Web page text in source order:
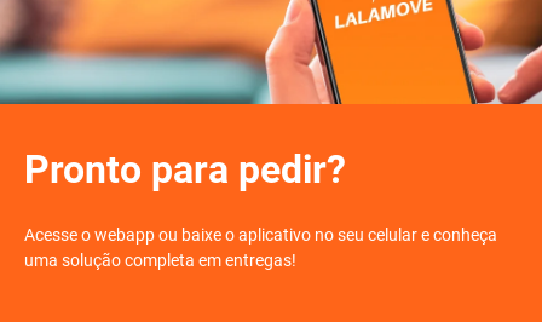
Pronto para pedir?
Acesse owebappou baixe o aplicativo no seu celular e conheça
uma solução completa em entregas!